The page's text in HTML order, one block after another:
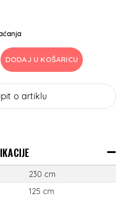
DODAJ U KOŠARICU
o artiklu
230 cm
125 cm